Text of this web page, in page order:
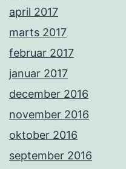
april 2017
marts 2017
februar 2017
januar 2017
december 2016
november 2016
oktober 2016
september 2016